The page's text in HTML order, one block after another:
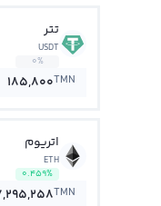
تتر
USDT
0%
185,800TMN
اتریوم
ETH
0.459%
TMN